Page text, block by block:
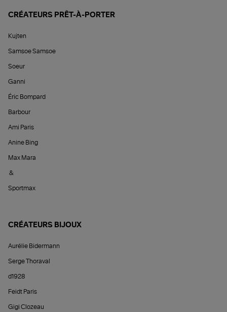
CRÉATEURS PRÊT-À-PORTER
Kujten
Samsoe Samsoe
Soeur
Ganni
Éric Bompard
Barbour
Ami Paris
Anine Bing
Max Mara
&
Sportmax
CRÉATEURS BIJOUX
Aurélie Bidermann
Serge Thoraval
d1928
Feidt Paris
Gigi Clozeau